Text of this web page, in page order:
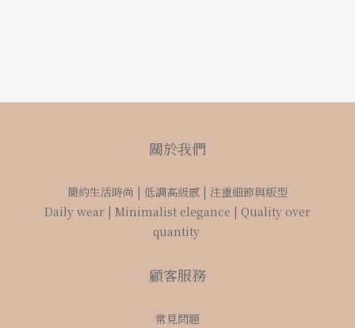
關於我們
簡約生活時尚 | 低調高級感 | 注重細節與版型
Daily wear | Minimalist elegance | Quality over
quantity
顧客服務
常見問題